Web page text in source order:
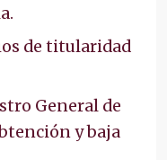
de titularidad
General de
y baja